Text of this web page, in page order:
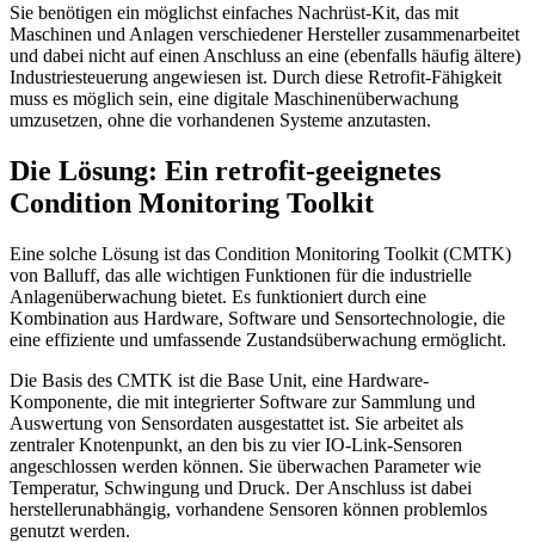
Sie benötigen ein möglichst einfaches Nachrüst-Kit, das mit
Maschinen und Anlagen verschiedener Hersteller zusammenarbeitet
und dabei nicht auf einen Anschluss an eine (ebenfalls häufig ältere)
Industriesteuerung angewiesen ist. Durch diese Retrofit-Fähigkeit
muss es möglich sein, eine digitale Maschinenüberwachung
umzusetzen, ohne die vorhandenen Systeme anzutasten.
Die Lösung: Ein retrofit-geeignetes
Condition Monitoring Toolkit
Eine solche Lösung ist das Condition Monitoring Toolkit (CMTK)
von Balluff, das alle wichtigen Funktionen für die industrielle
Anlagenüberwachung bietet. Es funktioniert durch eine
Kombination aus Hardware, Software und Sensortechnologie, die
eine effiziente und umfassende Zustandsüberwachung ermöglicht.
Die Basis des CMTK ist die Base Unit, eine Hardware-
Komponente, die mit integrierter Software zur Sammlung und
Auswertung von Sensordaten ausgestattet ist. Sie arbeitet als
zentraler Knotenpunkt, an den bis zu vier IO-Link-Sensoren
angeschlossen werden können. Sie überwachen Parameter wie
Temperatur, Schwingung und Druck. Der Anschluss ist dabei
herstellerunabhängig, vorhandene Sensoren können problemlos
genutzt werden.